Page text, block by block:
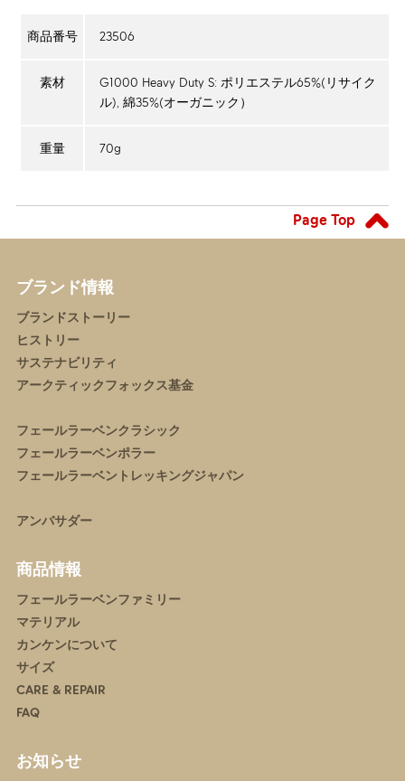
商品番号 23506
素材
G1000 Heavy Duty S: ポリエステル65%(リサイク
ル), 綿35%(オーガニック）
重量 70g
Page Top
ブランド情報
ブランドストーリー
ヒストリー
サステナビリティ
アークティックフォックス基金
フェールラーベンクラシック
フェールラーベンポラー
フェールラーベントレッキングジャパン
アンバサダー
商品情報
フェールラーベンファミリー
マテリアル
カンケンについて
サイズ
CARE & REPAIR
FAQ
お知らせ